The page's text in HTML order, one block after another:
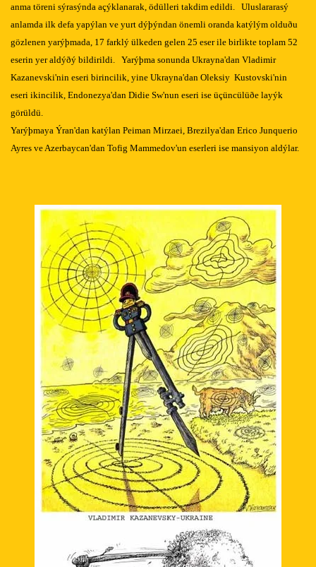
anma töreni sýrasýnda açýklanarak, ödülleri takdim edildi. Uluslararasý
anlamda ilk defa yapýlan ve yurt dýþýndan önemli oranda katýlým olduðu
gözlenen yarýþmada, 17 farklý ülkeden gelen 25 eser ile birlikte toplam 52
eserin yer aldýðý bildirildi. Yarýþma sonunda Ukrayna'dan Vladimir
Kazanevski'nin eseri birincilik, yine Ukrayna'dan Oleksiy Kustovski'nin
eseri ikincilik, Endonezya'dan Didie Sw'nun eseri ise üçüncülüðe layýk
görüldü.
Yarýþmaya Ýran'dan katýlan Peiman Mirzaei, Brezilya'dan Erico Junquerio
Ayres ve Azerbaycan'dan Tofig Mammedov'un eserleri ise mansiyon aldýlar.